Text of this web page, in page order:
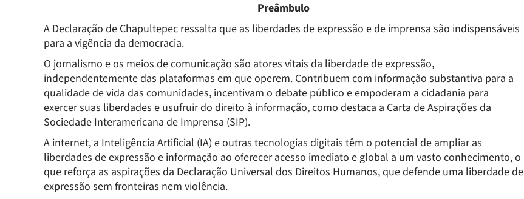
Preâmbulo
A Declaração de Chapultepec ressalta que as liberdades de expressão e de imprensa são indispensáveis
para a vigência da democracia.
O jornalismo e os meios de comunicação são atores vitais da liberdade de expressão,
independentemente das plataformas em que operem. Contribuem com informação substantiva para a
qualidade de vida das comunidades, incentivam o debate público e empoderam a cidadania para
exercer suas liberdades e usufruir do direito à informação, como destaca a Carta de Aspirações da
Sociedade Interamericana de Imprensa (SIP).
A internet, a Inteligência Artificial (IA) e outras tecnologias digitais têm o potencial de ampliar as
liberdades de expressão e informação ao oferecer acesso imediato e global a um vasto conhecimento, o
que reforça as aspirações da Declaração Universal dos Direitos Humanos, que defende uma liberdade de
expressão sem fronteiras nem violência.